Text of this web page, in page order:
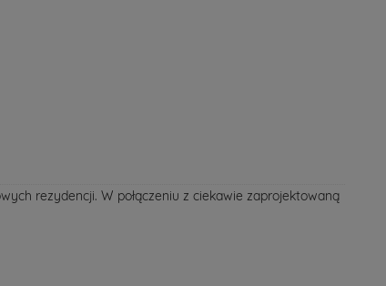
rezydencji. W połączeniu z ciekawie zaprojektowaną